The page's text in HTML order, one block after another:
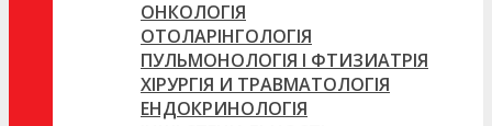
ОНКОЛОГІЯ
ОТОЛАРІНГОЛОГІЯ
ПУЛЬМОНОЛОГІЯ І ФТИЗИАТРІЯ
ХІРУРГІЯ И ТРАВМАТОЛОГІЯ
ЕНДОКРИНОЛОГІЯ